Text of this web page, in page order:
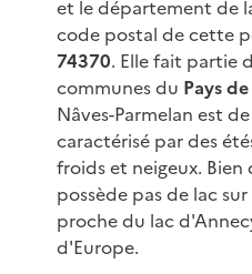
et le département de
code postal de cette
74370. Elle fait partie
communes du Pays
Nâves-Parmelan est
caractérisé par des
froids et neigeux.
possède pas de lac
proche du lac
d'Europe.